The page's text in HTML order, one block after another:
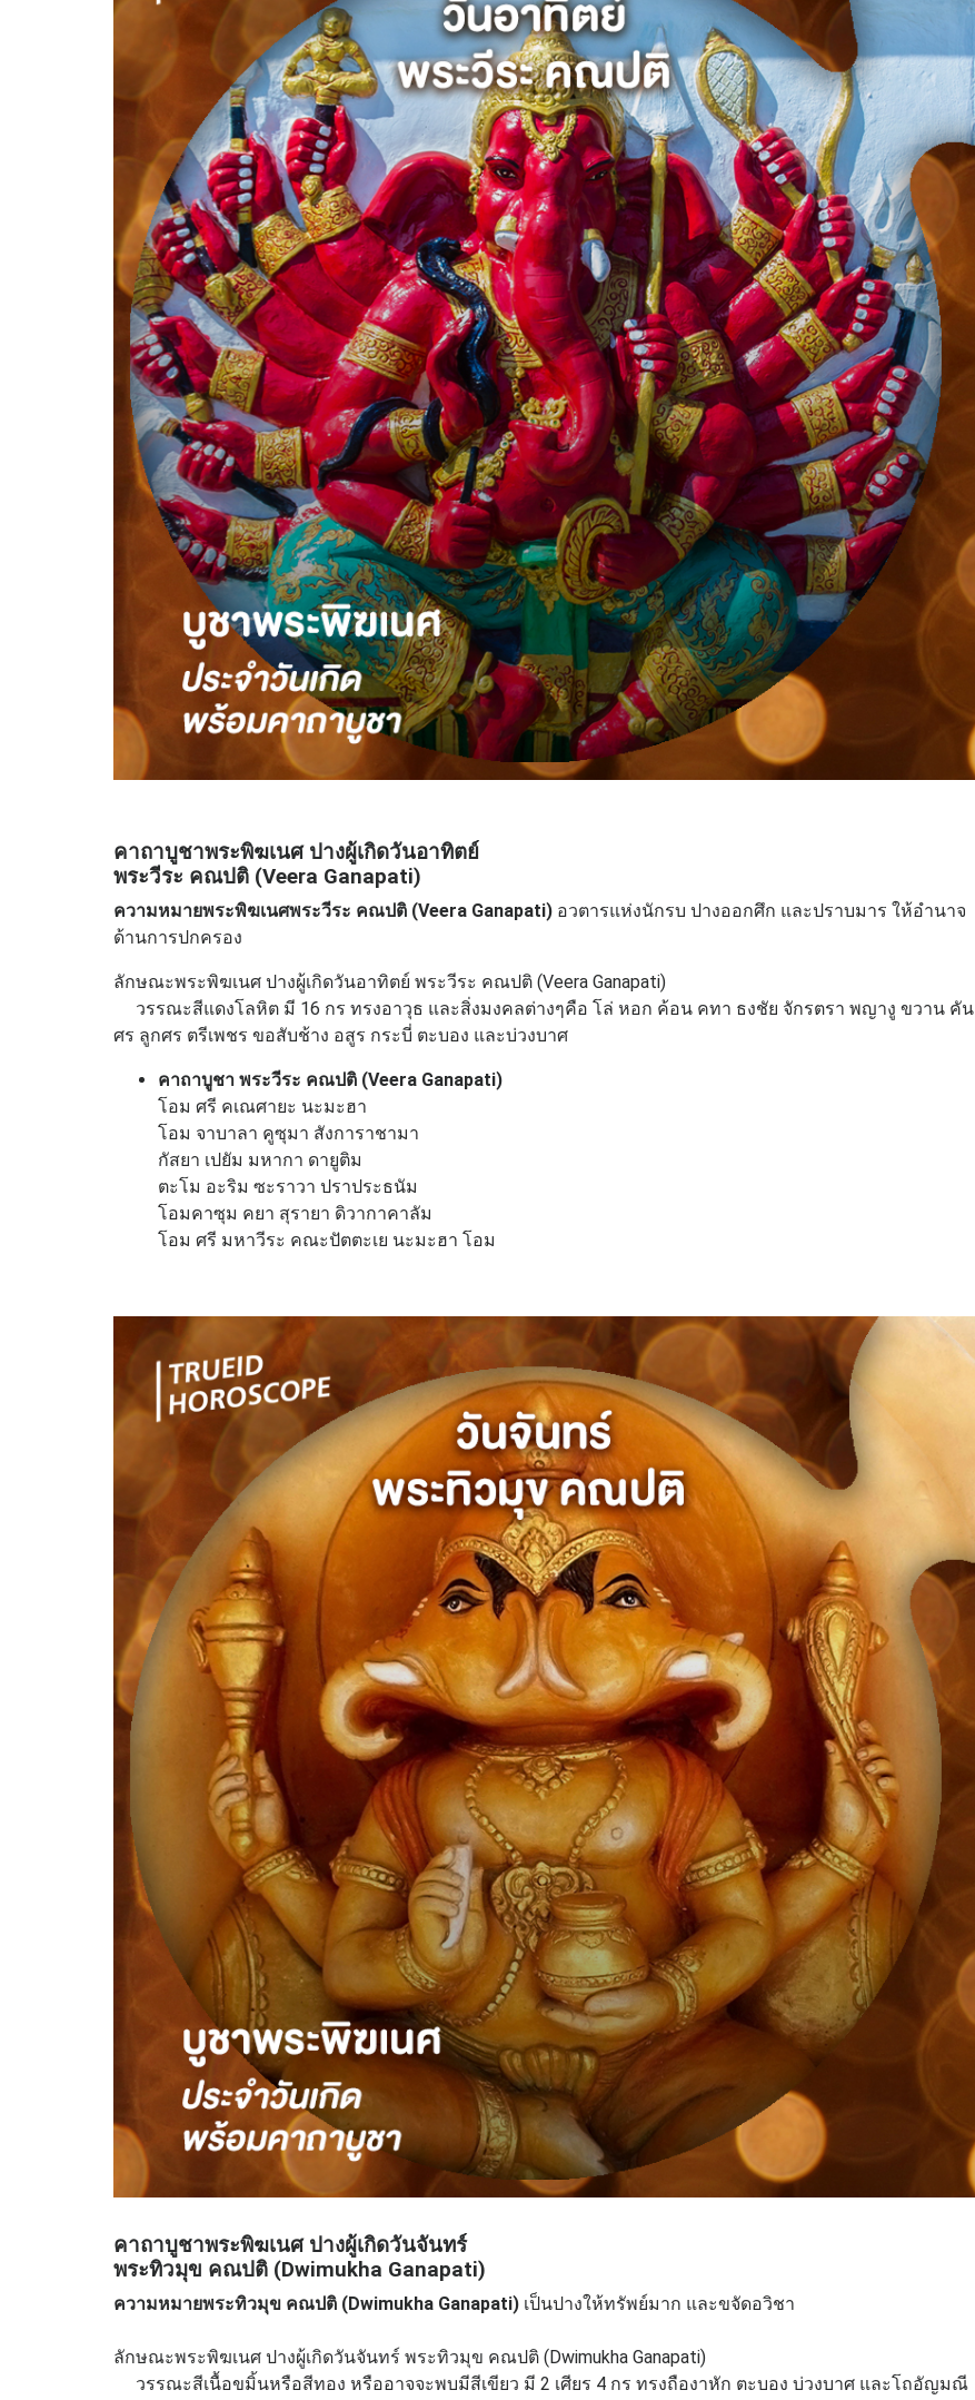
คาถาบูชาพระพิฆเนศ ปางผู้เกิดวันอาทิตย์
พระวีระ คณปติ (Veera Ganapati)
ความหมายพระพิฆเนศพระวีระ คณปติ (Veera Ganapati) อวตารแห่งนักรบ ปางออกศึก และปราบมาร ให้อำนาจ
ด้านการปกครอง
ลักษณะพระพิฆเนศ ปางผู้เกิดวันอาทิตย์ พระวีระ คณปติ (Veera Ganapati)
วรรณะสีแดงโลหิต มี 16 กร ทรงอาวุธ และสิ่งมงคลต่างๆคือ โล่ หอก ค้อน คทา ธงชัย จักรตรา พญางู ขวาน คัน
ศร ลูกศร ตรีเพชร ขอสับช้าง อสูร กระบี่ ตะบอง และบ่วงบาศ
คาถาบูชา พระวีระ คณปติ (Veera Ganapati)
โอม ศรี คเณศายะ นะมะฮา
โอม จาบาลา คูซุมา สังการาชามา
กัสยา เปยัม มหากา ดายูติม
ตะโม อะริม ซะราวา ปราประธนัม
โอมคาซุม คยา สุรายา ดิวากาคาลัม
โอม ศรี มหาวีระ คณะปัตตะเย นะมะฮา โอม
คาถาบูชาพระพิฆเนศ ปางผู้เกิดวันจันทร์
พระทิวมุข คณปติ (Dwimukha Ganapati)
ความหมายพระทิวมุข คณปติ (Dwimukha Ganapati) เป็นปางให้ทรัพย์มาก และขจัดอวิชา
ลักษณะพระพิฆเนศ ปางผู้เกิดวันจันทร์ พระทิวมุข คณปติ (Dwimukha Ganapati)
วรรณะสีเนื้อขมิ้นหรือสีทอง หรืออาจจะพบมีสีเขียว มี 2 เศียร 4 กร ทรงถืองาหัก ตะบอง บ่วงบาศ และโถอัญมณี